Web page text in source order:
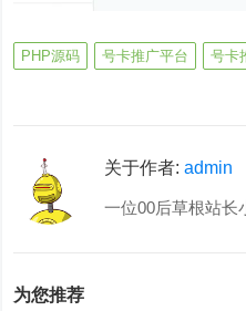
PHP源码 号卡推广平台 号卡
关于作者:admin
一位00后草根站长
为您推荐